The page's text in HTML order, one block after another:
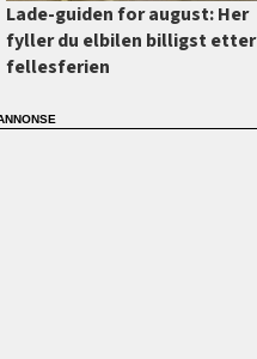
Lade-guiden for august: Her
fyller du elbilen billigst etter
fellesferien